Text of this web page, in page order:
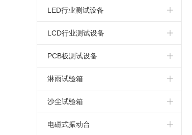
简易式恒温恒湿箱
高温老化试验箱
氙弧灯老化试验箱
蒸汽老化试验箱
换气老化试验箱
高温老化箱
电热鼓风干燥箱
指针式电热鼓风干燥箱
真空干燥箱
电热恒温干燥箱
高温马弗炉
标准型盐水喷雾试验箱
连续式盐雾腐蚀试验箱
可程式盐水喷雾试验机
LED行业测试设备
LED高低温试验箱
LED高低温湿热试验箱
LED高低温湿热老化试验箱
LED恒温恒湿试验箱
LED高低温冷热冲击试验箱
LCD行业测试设备
LCD高低温试验箱
LCD高低温湿热试验箱
LCD湿热老化试验箱
LCD恒温恒湿试验箱
PCB板测试设备
PCB高低温测试箱
PCB电路板湿热老化试验箱
PCB板恒温恒湿试验箱
淋雨试验箱
淋雨试验箱
沙尘试验箱
沙尘试验箱
电磁式振动台